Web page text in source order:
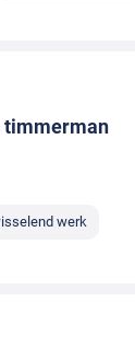
timmerman
werk